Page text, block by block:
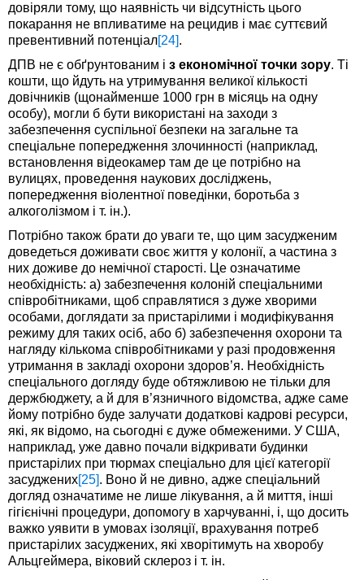
довіряли тому, що наявність чи відсутність цього
покарання не впливатиме на рецидив і має суттєвий
превентивний потенціал [24] .
ДПВ не є обґрунтованим і з економічної точки зору. Ті
кошти, що йдуть на утримування великої кількості
довічників (щонайменше 1000 грн в місяць на одну
особу), могли б бути використані на заходи з
забезпечення суспільної безпеки на загальне та
спеціальне попередження злочинності (наприклад,
встановлення відеокамер там де це потрібно на
вулицях, проведення наукових досліджень,
попередження віолентної поведінки, боротьба з
алкоголізмом і т. ін.).
Потрібно також брати до уваги те, що цим засудженим
доведеться доживати своє життя у колонії, а частина з
них доживе до немічної старості. Це означатиме
необхідність: а) забезпечення колоній спеціальними
співробітниками, щоб справлятися з дуже хворими
особами, доглядати за пристарілими і модифікування
режиму для таких осіб, або б) забезпечення охорони та
нагляду кількома співробітниками у разі продовження
утримання в закладі охорони здоров’я. Необхідність
спеціального догляду буде обтяжливою не тільки для
держбюджету, а й для в’язничного відомства, адже саме
йому потрібно буде залучати додаткові кадрові ресурси,
які, як відомо, на сьогодні є дуже обмеженими. У США,
наприклад, уже давно почали відкривати будинки
пристарілих при тюрмах спеціально для цієї категорії
засуджених [25] . Воно й не дивно, адже спеціальний
догляд означатиме не лише лікування, а й миття, інші
гігієнічні процедури, допомогу в харчуванні, і, що досить
важко уявити в умовах ізоляції, врахування потреб
пристарілих засуджених, які хворітимуть на хворобу
Альцгеймера, віковий склероз і т. ін.